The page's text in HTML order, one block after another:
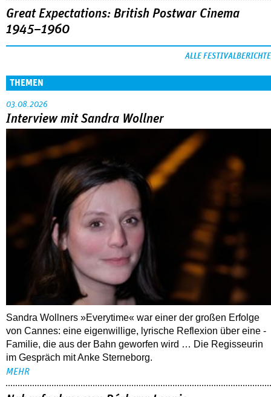
Great Expectations: British Postwar Cinema
1945–1960
ALLE FESTIVALBERICHTE
THEMEN
03.08.2026
Interview mit Sandra Wollner
Sandra Wollners »Everytime« war einer der großen Erfolge
von Cannes: eine eigenwillige, lyrische Reflexion über eine ­
Familie, die aus der Bahn geworfen wird … Die Regisseurin
im Gespräch mit Anke Sterneborg.
MEHR